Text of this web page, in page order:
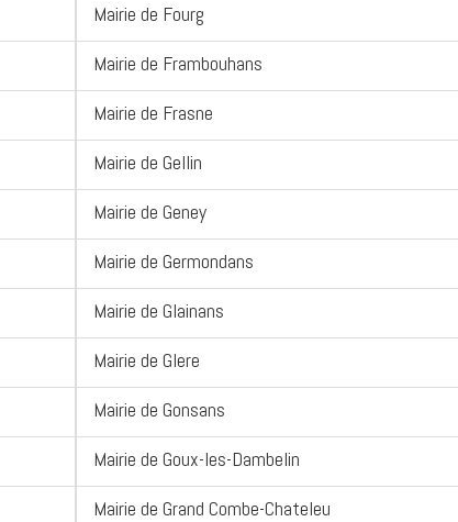
Mairie de Fourg
Mairie de Frambouhans
Mairie de Frasne
Mairie de Gellin
Mairie de Geney
Mairie de Germondans
Mairie de Glainans
Mairie de Glere
Mairie de Gonsans
Mairie de Goux-les-Dambelin
Mairie de Grand Combe-Chateleu